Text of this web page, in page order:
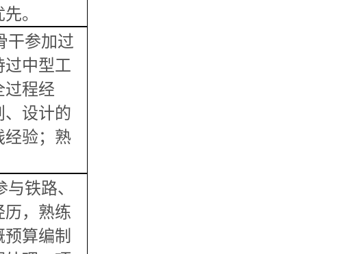
。
干参加过
过中型工
过程经
、设计的
经验；熟
铁路、
历，熟练
算编制